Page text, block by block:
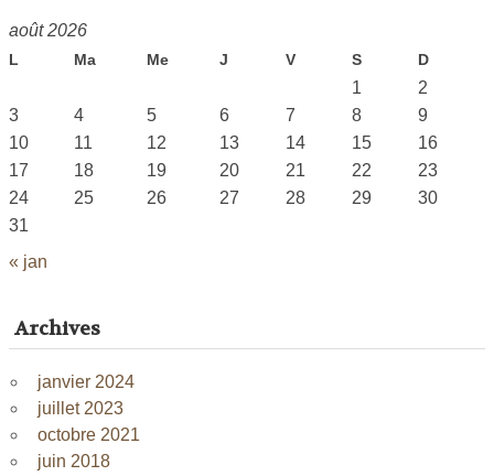
août 2026
L Ma Me J V S D
« jan
1
2
3
4 5 6 7 8
9
10
11 12 13 14 15
16
17
18 19 20 21 22
23
24
25 26 27 28 29
30
31
Archives
janvier 2024
juillet 2023
octobre 2021
juin 2018